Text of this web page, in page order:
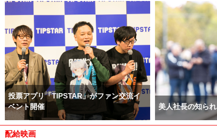
投票アプリ「TIPSTAR」がファン交流イ
ベント開催
美人社長の知ら
配給映画